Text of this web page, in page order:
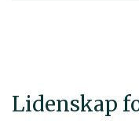
Lidenskap